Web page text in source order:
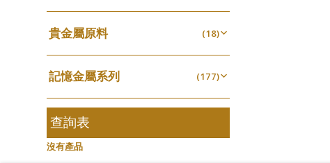
車花片 (35)
動感車花片 (20)
鑲口戒指 (16)
鑲口手鏈系列 (146)
手镯系列 (8)
戒指系列 (8)
空心耳環 (27)
空心车花管首饰链 (15)
空心手鐲系列 (8)
牛仔鏈
貴金屬原料 (18)
千足金 (18)
記憶金屬系列 (177)
記憶戒指 (30)
拉簧珠珠手鏈
記憶鈦手鐲
查詢表
沒有產品